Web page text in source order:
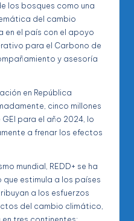
los bosques como una
del cambio
en el país con el apoyo
para el Carbono de
y asesoría
en República
cinco millones
para el año 2024, lo
a frenar los efectos
mundial, REDD+ se ha
estimula a los países
a los esfuerzos
del cambio climático,